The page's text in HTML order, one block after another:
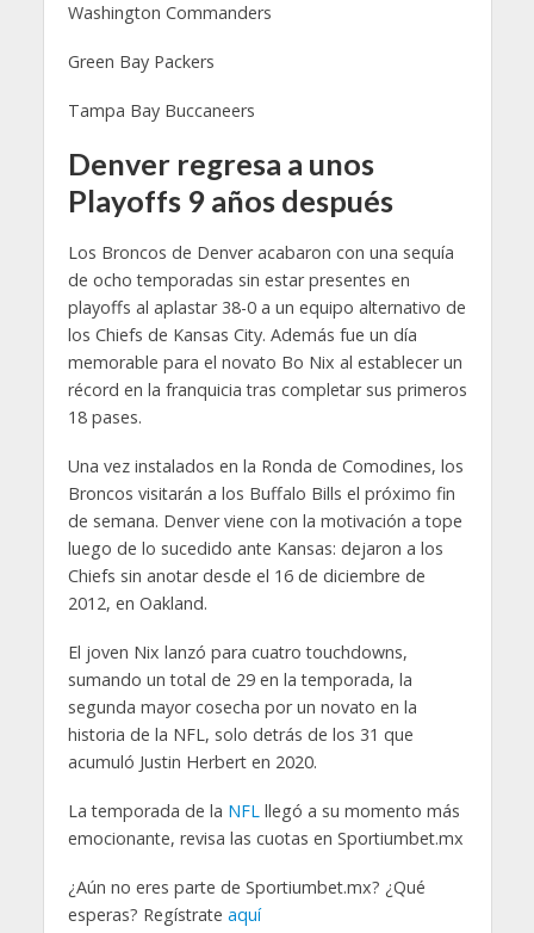
Washington Commanders
Green Bay Packers
Tampa Bay Buccaneers
Denver regresa a unos
Playoffs 9 años después
Los Broncos de Denver acabaron con una sequía
de ocho temporadas sin estar presentes en
playoffs al aplastar 38-0 a un equipo alternativo de
los Chiefs de Kansas City. Además fue un día
memorable para el novato Bo Nix al establecer un
récord en la franquicia tras completar sus primeros
18 pases.
Una vez instalados en la Ronda de Comodines, los
Broncos visitarán a los Buffalo Bills el próximo fin
de semana. Denver viene con la motivación a tope
luego de lo sucedido ante Kansas: dejaron a los
Chiefs sin anotar desde el 16 de diciembre de
2012, en Oakland.
El joven Nix lanzó para cuatro touchdowns,
sumando un total de 29 en la temporada, la
segunda mayor cosecha por un novato en la
historia de la NFL, solo detrás de los 31 que
acumuló Justin Herbert en 2020.
La temporada de la NFL llegó a su momento más
emocionante, revisa las cuotas en Sportiumbet.mx
¿Aún no eres parte de Sportiumbet.mx? ¿Qué
esperas? Regístrate aquí